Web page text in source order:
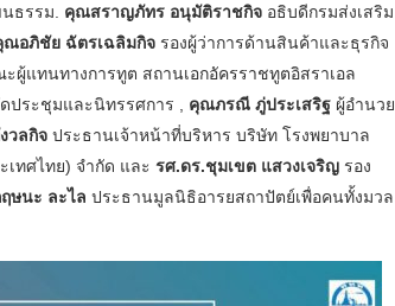
ธรรม. คุณสราญภัทร อนุมัติราชกิจ อธิบดีกรมส่งเสริม
ณอภิชัย ฉัตรเฉลิมกิจ รองผู้ว่าการด้านสินค้าและธุรกิจ
ผู้แทนทางการทูต สถานเอกอัครราชทูตอิสราเอล
ประชุมและนิทรรศการ , คุณภรณี ภู่ประเสริฐ ผู้อำนวย
วลกิจ ประธานเจ้าหน้าที่บริหาร บริษัท โรงพยาบาล
ทศไทย) จำกัด และ รศ.ดร.ชุมเขต แสวงเจริญ รอง
ษนะ ละไล ประธานมูลนิธิอารยสถาปัตย์เพื่อคนทั้งมวล